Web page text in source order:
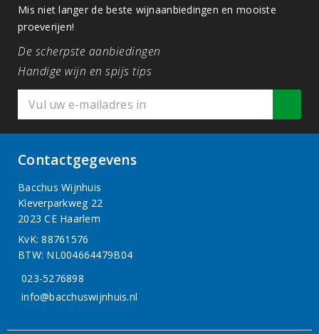
Mis niet langer de beste wijnaanbiedingen en mooiste
proeverijen!
De scherpste aanbiedingen
Handige wijn en spijs tips
Contactgegevens
Bacchus Wijnhuis
Kleverparkweg 22
2023 CE Haarlem
KvK: 88761576
BTW: NL004664479B04
023-5276898
info@bacchuswijnhuis.nl